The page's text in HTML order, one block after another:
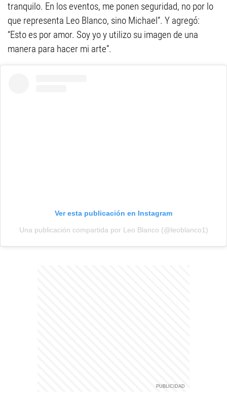
tranquilo. En los eventos, me ponen seguridad, no por lo
que representa Leo Blanco, sino Michael”. Y agregó:
“Esto es por amor. Soy yo y utilizo su imagen de una
manera para hacer mi arte”.
Ver esta publicación en Instagram
Una publicación compartida por Leo Blanco (@leoblanco1)